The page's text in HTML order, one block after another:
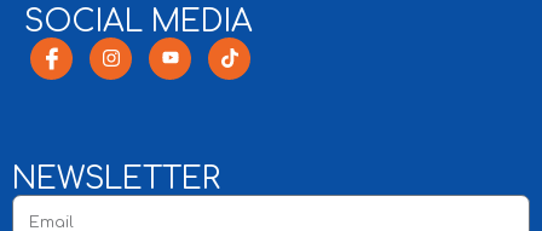
SOCIAL MEDIA
NEWSLETTER